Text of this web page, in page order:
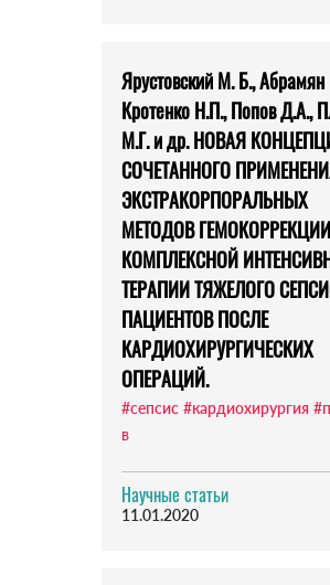
Ярустовский М. Б.,
Кротенко Н.П., Попов Д.А.,
М.Г. и др. НОВАЯ
СОЧЕТАННОГО
ЭКСТРАКОРПОРАЛЬНЫХ
МЕТОДОВ
КОМПЛЕКСНОЙ
ТЕРАПИИ ТЯЖЕЛОГО
ПАЦИЕНТОВ ПОСЛЕ
КАРДИОХИРУРГИЧЕСКИХ
ОПЕРАЦИЙ.
#сепсис #кардиохирургия
в
Научные статьи
11.01.2020